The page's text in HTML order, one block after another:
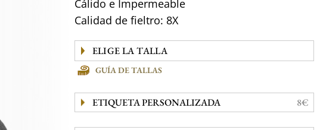
Cálido e Impermeable
Calidad de fieltro: 8X
GUÍA DE TALLAS
ETIQUETA PERSONALIZADA 8€